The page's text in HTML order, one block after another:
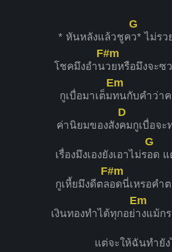
* หันหลังแล้วชูค
G
ว* ไม่รว
โชคมึงอำน
F#m
วยหรือมึงจะซ
กูเบื่อมาเต็ม
Em
ทนกับคำว่า
ค่านิยมของสัง
D
คมกูเบื่อจ
เรื่องมึงเองยังเอาไม่ร
G
อด แ
กูเหี้ยมึงดีตล
F#m
อดนี่เหรอคำ
เงินทองทำได้ทุกอย่
Em
างแม้ก
แต่จะให้ฉันทำยัง